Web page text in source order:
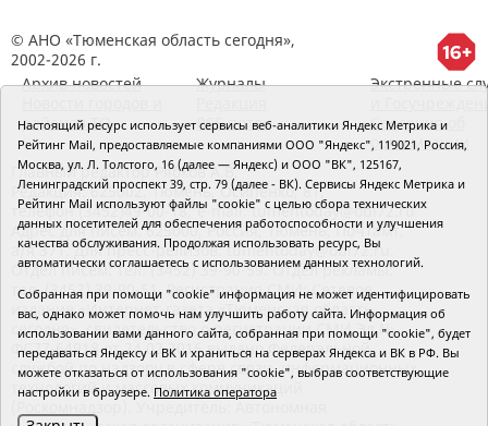
© АНО «Тюменская область сегодня»,
2002-2026 г.
Архив новостей
районов ТО
Журналы
RSS поток
Экстренные
Сведения об
организации
Главный редактор Рябков А.В.
Редакция: 625002, Тюмень, Осипенко, 81,
телефон (3452)49-00-18, e-mail: tumentoday@obl72.ru
Адрес для писем: 625000, Россия, Тюмень, Почтамт,
а/я 371. Для пресс-релизов: tumentoday@obl72.ru.
Отдел писем: тел. (3452) 39-90-59. Отдел рекламы:
тел. (3452) 39-90-51. Регистрация СМИ: Сетевое
издание «Интернет-газета «Тюменская область
сегодня», свидетельство о регистрации СМИ Эл №
ФС77-64918 от 24.02.2016 выдано Федеральной
службой по надзору в сфере связи, информационных
технологий и массовых коммуникаций
(Роскомнадзор). Учредитель: Автономная
Настоящий ресурс использует сервисы веб-аналитики Яндекс Метрика и
Рейтинг Mail, предоставляемые компаниями ООО "Яндекс", 119021, Россия,
Москва, ул. Л. Толстого, 16 (далее — Яндекс) и ООО "ВК", 125167,
Ленинградский проспект 39, стр. 79 (далее - ВК). Сервисы Яндекс Метрика и
Рейтинг Mail используют файлы "cookie" с целью сбора технических
данных посетителей для обеспечения работоспособности и улучшения
качества обслуживания. Продолжая использовать ресурс, Вы
автоматически соглашаетесь с использованием данных технологий.
Собранная при помощи "cookie" информация не может идентифицировать
вас, однако может помочь нам улучшить работу сайта. Информация об
использовании вами данного сайта, собранная при помощи "cookie", будет
передаваться Яндексу и ВК и храниться на серверах Яндекса и ВК в РФ. Вы
можете отказаться от использования "cookie", выбрав соответствующие
настройки в браузере. Политика оператора